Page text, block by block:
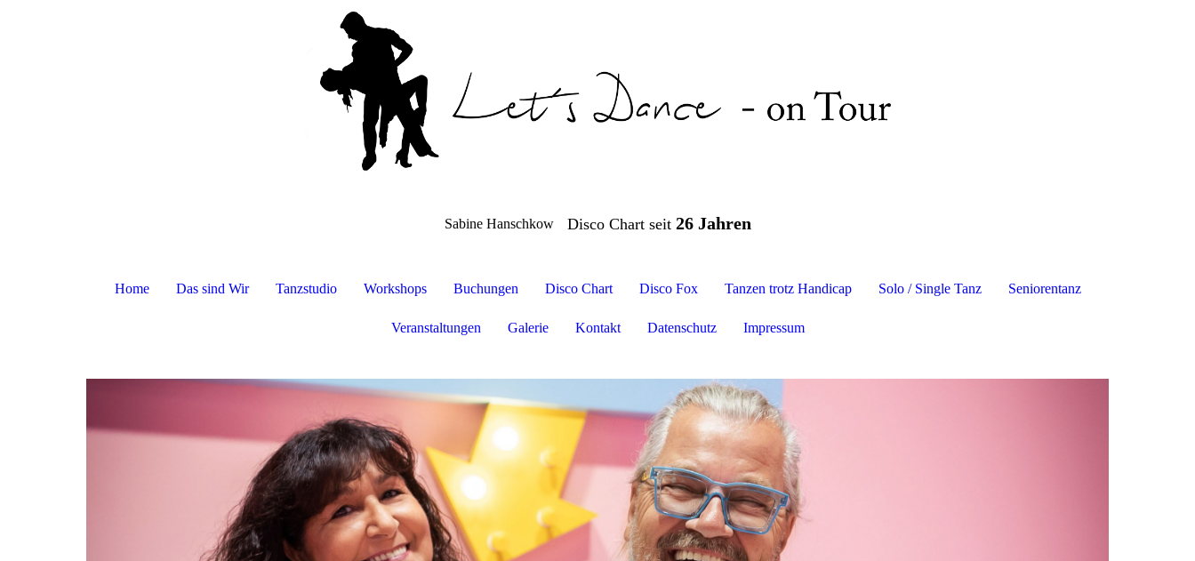
Sabine Hanschkow Disco Chart seit 26 Jahren
Home Das sind Wir Tanzstudio Workshops Buchungen Disco Chart Disco Fox Tanzen trotz Handicap Solo / Single Tanz Seniorentanz
Veranstaltungen Galerie Kontakt Datenschutz Impressum